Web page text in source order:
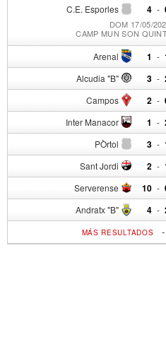
C.E. Esporles 4 -
DOM 17/05/
CAMP MUN SON
Arenal 1 -
Alcudia "B" 3 -
Campos 2 -
Inter Manacor 1 -
PÒrtol 3 -
Sant Jordi 2 -
Serverense 10 -
Andratx "B" 4 -
MÁS RESULTADOS